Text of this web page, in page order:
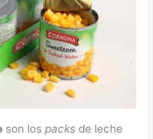
son lospacks de leche